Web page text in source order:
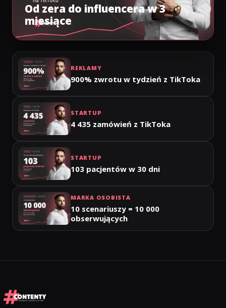
Od zera do influencera w 3
miesiące
REKLAMY
900% zwrotu w tydzień z TikToka
STARTUP
4 435 zamówień z TikToka
STARTUP
103 pacjentów w 30 dni
MARKA OSOBISTA
10 scenariuszy = 10 000
obserwujących